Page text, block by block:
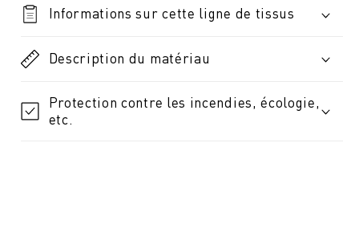
Informations sur cette ligne de tissus
Description du matériau
Protection contre les incendies, écologie,
etc.